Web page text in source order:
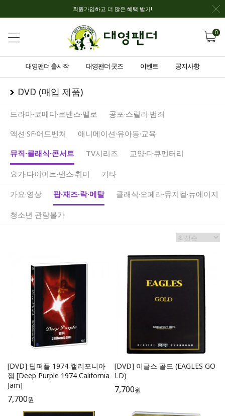
회원가입하고 더 많은 혜택 받기!
0
대영팬더 출시작 대영팬더 굿즈 이벤트 공지사항
DVD (매입 제품)
드라마·코메디·로맨스·멜로
공포·스릴러·범죄
액션·SF·어드벤처
애니메이션·유아동·교육
뮤직·클래식·콘서트
TV시리즈 교양·다큐멘터리
요가·다이어트·댄스·취미
기타
가요·영상
팝·재즈·락·메탈 클래식·오페라·뮤지컬·뉴에이지
청소년 관람불가
[DVD] 딥퍼플 1974 캘리포니아
잼 [Deep Purple 1974 California
Jam]
7,700원
[DVD] 이글스 골드 (EAGLES GO
LD)
7,700원